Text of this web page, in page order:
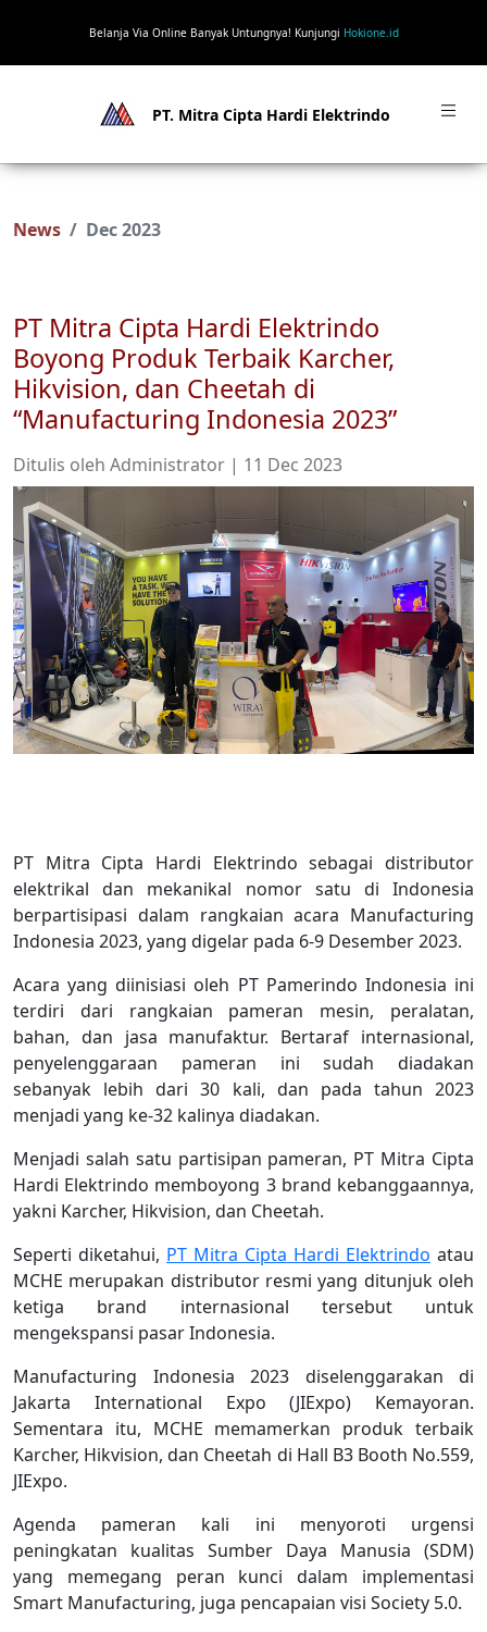
Belanja Via Online Banyak Untungnya! Kunjungi Hokione.id
PT. Mitra Cipta Hardi Elektrindo
News Dec 2023
PT Mitra Cipta Hardi Elektrindo
Boyong Produk Terbaik Karcher,
Hikvision, dan Cheetah di
“Manufacturing Indonesia 2023”
Ditulis oleh Administrator | 11 Dec 2023
PT Mitra Cipta Hardi Elektrindo sebagai distributor
elektrikal dan mekanikal nomor satu di Indonesia
berpartisipasi dalam rangkaian acara Manufacturing
Indonesia 2023, yang digelar pada 6-9 Desember 2023.
Acara yang diinisiasi oleh PT Pamerindo Indonesia ini
terdiri dari rangkaian pameran mesin, peralatan,
bahan, dan jasa manufaktur. Bertaraf internasional,
penyelenggaraan pameran ini sudah diadakan
sebanyak lebih dari 30 kali, dan pada tahun 2023
menjadi yang ke-32 kalinya diadakan.
Menjadi salah satu partisipan pameran, PT Mitra Cipta
Hardi Elektrindo memboyong 3 brand kebanggaannya,
yakni Karcher, Hikvision, dan Cheetah.
Seperti diketahui, PT Mitra Cipta Hardi Elektrindo atau
MCHE merupakan distributor resmi yang ditunjuk oleh
ketiga brand internasional tersebut untuk
mengekspansi pasar Indonesia.
Manufacturing Indonesia 2023 diselenggarakan di
Jakarta International Expo (JIExpo) Kemayoran.
Sementara itu, MCHE memamerkan produk terbaik
Karcher, Hikvision, dan Cheetah di Hall B3 Booth No.559,
JIExpo.
Agenda pameran kali ini menyoroti urgensi
peningkatan kualitas Sumber Daya Manusia (SDM)
yang memegang peran kunci dalam implementasi
Smart Manufacturing, juga pencapaian visi Society 5.0.